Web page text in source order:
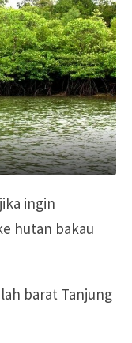
ingin
hutan bakau
barat Tanjung